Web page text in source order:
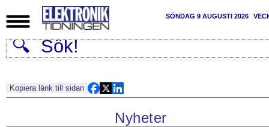
SÖNDAG 9 AUGUSTI 2026
Kopiera länk till sidan
Nyheter